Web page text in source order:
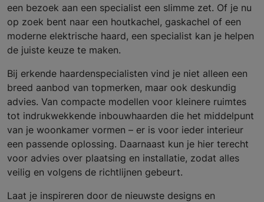
een bezoek aan een specialist een slimme zet. Of je nu
op zoek bent naar een houtkachel, gaskachel of een
moderne elektrische haard, een specialist kan je helpen
de juiste keuze te maken.
Bij erkende haardenspecialisten vind je niet alleen een
breed aanbod van topmerken, maar ook deskundig
advies. Van compacte modellen voor kleinere ruimtes
tot indrukwekkende inbouwhaarden die het middelpunt
van je woonkamer vormen – er is voor ieder interieur
een passende oplossing. Daarnaast kun je hier terecht
voor advies over plaatsing en installatie, zodat alles
veilig en volgens de richtlijnen gebeurt.
Laat je inspireren door de nieuwste designs en